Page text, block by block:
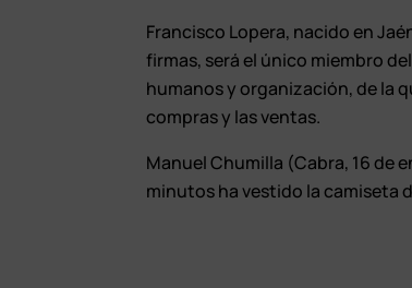
Francisco Lopera, nacido en
firmas, será el único miembro
humanos y organización, de la
compras y las ventas.
Manuel Chumilla (Cabra, 16 de
minutos ha vestido la camiseta